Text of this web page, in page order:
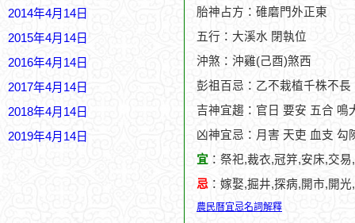
2014年4月14日
2015年4月14日
2016年4月14日
2017年4月14日
2018年4月14日
2019年4月14日
胎神占方：碓磨門外正東
五行：大溪水 閉執位
沖煞：沖雞(己酉)煞西
彭祖百忌：乙不栽植千株不
吉神宜趨：官日 要安 五合 鳴
凶神宜忌：月害 天吏 血支 勾
宜 ：祭祀,裁衣,冠笄,安床,交
忌 ：嫁娶,掘井,探病,開市,開光
農民曆宜忌名詞解釋